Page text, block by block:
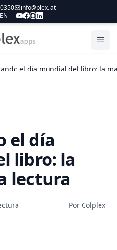
info@plex.lat
EN
el día
libro: la
lectura
Por Colplex